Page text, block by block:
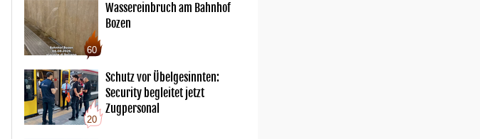
60
Wassereinbruch am Bahnhof
Bozen
20
Schutz vor Übelgesinnten:
Security begleitet jetzt
Zugpersonal